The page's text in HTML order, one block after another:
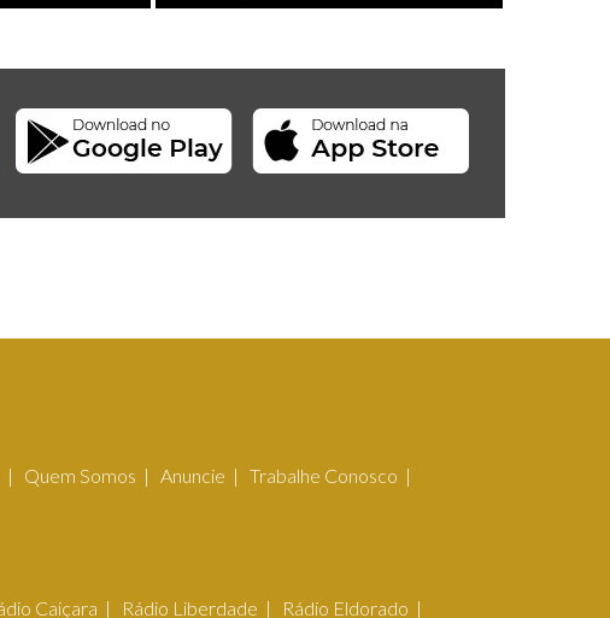
Quem Somos Anuncie
Trabalhe Conosco
Caiçara Rádio Liberdade Rádio Eldorado